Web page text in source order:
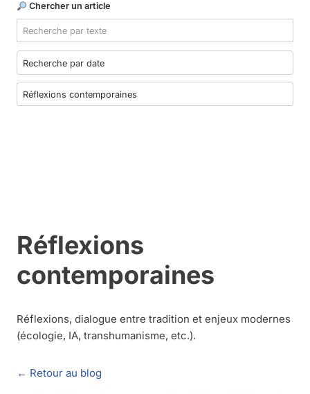
Chercher un article
Réflexions
contemporaines
Réflexions, dialogue entre tradition et enjeux modernes
(écologie, IA, transhumanisme, etc.).
← Retour au blog